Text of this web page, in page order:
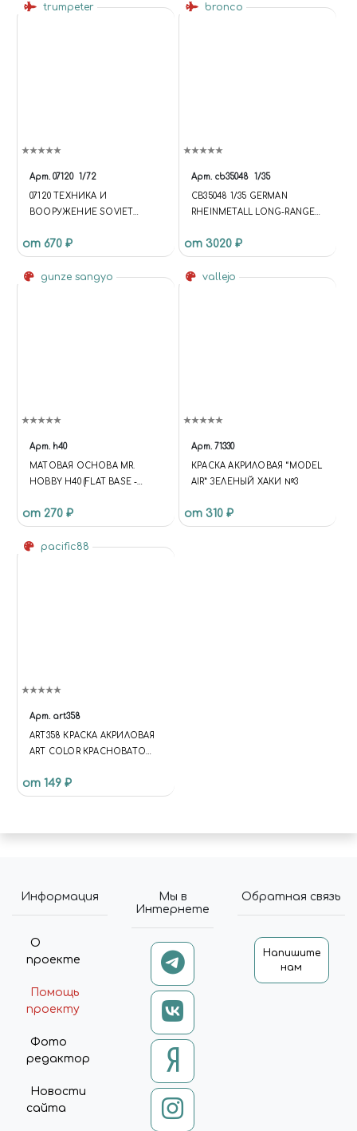
trumpeter
Арт. 07120 1/72
07120 ТЕХНИКА И
ВООРУЖЕНИЕ SOVIET
TRACTOR
от 670 ₽
bronco
Арт. cb35048 1/35
CB35048 1/35 GERMAN
RHEINMETALL LONG-RANGE
(RH.Z.61/9) AND LAUNCHER
от 3020 ₽
gunze sangyo
Арт. h40
МАТОВАЯ ОСНОВА MR.
HOBBY H40 (FLAT BASE -
от 270 ₽
vallejo
Арт. 71330
КРАСКА АКРИЛОВАЯ “MODEL
AIR” ЗЕЛЕНЫЙ ХАКИ №3
от 310 ₽
pacific88
Арт. art358
ART358 КРАСКА АКРИЛОВАЯ
ART COLOR КРАСНОВАТО
BROWN)
от 149 ₽
Информация
О
проекте
Помощь
проекту
Фото
редактор
Новости
сайта
Мы в
Интернете
Обратная связь
Напишите
нам